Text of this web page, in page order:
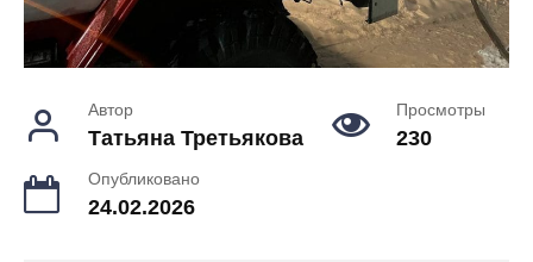
Автор
Татьяна Третьякова
Просмотры
230
Опубликовано
24.02.2026